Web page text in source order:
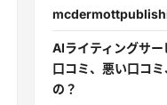
AIライティングサ
口コミ、悪い口コ
の？